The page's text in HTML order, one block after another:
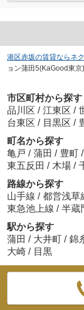
港区赤坂の賃貸ならネ
ョン蒲田5(KaGood東京)
市区町村から探す
品川区 / 江東区 /
台東区 / 目黒区 /
町名から探す
亀戸 / 蒲田 / 豊町 /
東五反田 / 木場 /
路線から探す
山手線 / 都営浅草
東急池上線 / 半蔵
駅から探す
蒲田 / 大井町 / 錦
大崎 / 目黒